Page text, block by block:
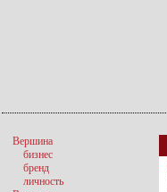
Вершина
бизнес
бренд
личность